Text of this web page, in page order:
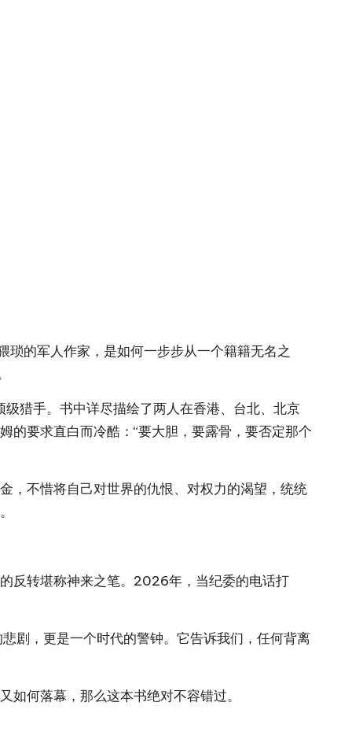
琐的军人作家，是如何一步步从一个籍籍无名之
猎手。书中详尽描绘了两人在香港、台北、北京
的要求直白而冷酷：“要大胆，要露骨，要否定那个
，不惜将自己对世界的仇恨、对权力的渴望，统统
反转堪称神来之笔。2026年，当纪委的电话打
剧，更是一个时代的警钟。它告诉我们，任何背离
何落幕，那么这本书绝对不容错过。